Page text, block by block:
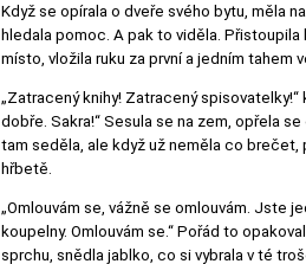
Když se opírala o dveře svého bytu, měla
hledala pomoc. A pak to viděla. Přistoupila
místo, vložila ruku za první a jedním
„Zatracený knihy! Zatracený
dobře. Sakra!“ Sesula se na zem, opřela
tam seděla, ale když už neměla co brečet,
hřbetě.
„Omlouvám se, vážně se omlouvám. Jste
koupelny. Omlouvám se.“ Pořád to
sprchu, snědla jablko, co si vybrala v té